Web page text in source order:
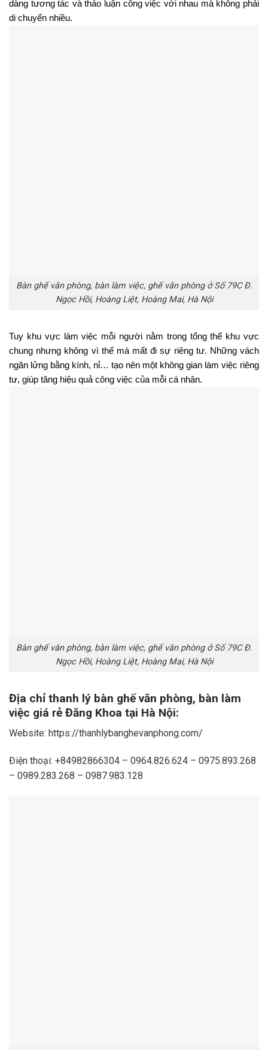
dàng tương tác và thảo luận công việc với nhau mà không phải
di chuyển nhiều.
Bàn ghế văn phòng, bàn làm việc, ghế văn phòng ở Số 79C Đ.
Ngọc Hồi, Hoàng Liệt, Hoàng Mai, Hà Nội
Tuy khu vực làm việc mỗi người nằm trong tổng thể khu vực
chung nhưng không vì thế mà mất đi sự riêng tư. Những vách
ngăn lửng bằng kính, nỉ… tạo nên một không gian làm việc riêng
tư, giúp tăng hiệu quả công việc của mỗi cá nhân.
Bàn ghế văn phòng, bàn làm việc, ghế văn phòng ở Số 79C Đ.
Ngọc Hồi, Hoàng Liệt, Hoàng Mai, Hà Nội
Địa chỉ thanh lý bàn ghế văn phòng, bàn làm
việc giá rẻ Đăng Khoa tại Hà Nội:
Website: https://thanhlybanghevanphong.com/
Điện thoại: +84982866304 – 0964.826.624 – 0975.893.268
– 0989.283.268 – 0987.983.128